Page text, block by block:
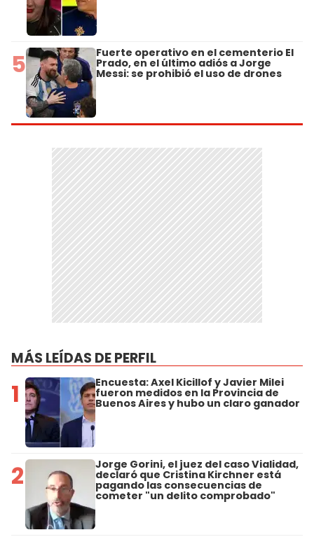
5 Fuerte operativo en el cementerio El
Prado, en el último adiós a Jorge
Messi: se prohibió el uso de drones
MÁS LEÍDAS DE PERFIL
1 Encuesta: Axel Kicillof y Javier Milei
fueron medidos en la Provincia de
Buenos Aires y hubo un claro ganador
2 Jorge Gorini, el juez del caso Vialidad,
declaró que Cristina Kirchner está
pagando las consecuencias de
cometer "un delito comprobado"